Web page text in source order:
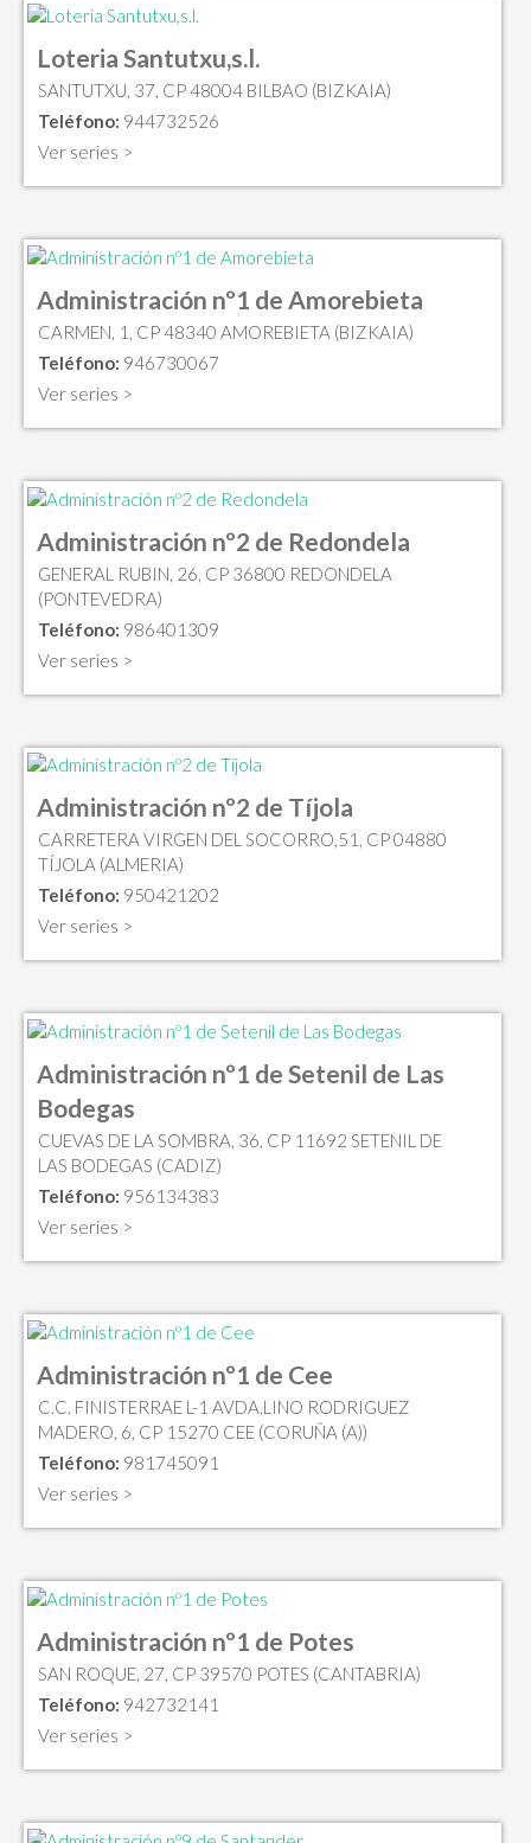
Loteria Santutxu,s.l.
SANTUTXU, 37, CP 48004 BILBAO (BIZKAIA)
Teléfono: 944732526
Ver series >
Administración nº1 de Amorebieta
CARMEN, 1, CP 48340 AMOREBIETA (BIZKAIA)
Teléfono: 946730067
Ver series >
Administración nº2 de Redondela
GENERAL RUBIN, 26, CP 36800 REDONDELA
(PONTEVEDRA)
Teléfono: 986401309
Ver series >
Administración nº2 de Tíjola
CARRETERA VIRGEN DEL SOCORRO,51, CP 04880
TÍJOLA (ALMERIA)
Teléfono: 950421202
Ver series >
Administración nº1 de Setenil de Las
Bodegas
CUEVAS DE LA SOMBRA, 36, CP 11692 SETENIL DE
LAS BODEGAS (CADIZ)
Teléfono: 956134383
Ver series >
Administración nº1 de Cee
C.C. FINISTERRAE L-1 AVDA.LINO RODRIGUEZ
MADERO, 6, CP 15270 CEE (CORUÑA (A))
Teléfono: 981745091
Ver series >
Administración nº1 de Potes
SAN ROQUE, 27, CP 39570 POTES (CANTABRIA)
Teléfono: 942732141
Ver series >